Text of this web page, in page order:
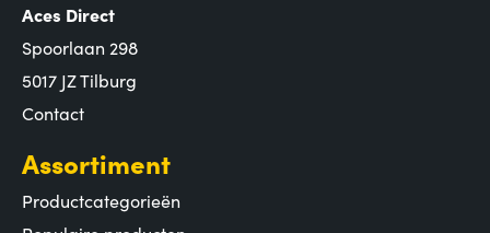
Aces Direct
Spoorlaan 298
5017 JZ Tilburg
Contact
Assortiment
Productcategorieën